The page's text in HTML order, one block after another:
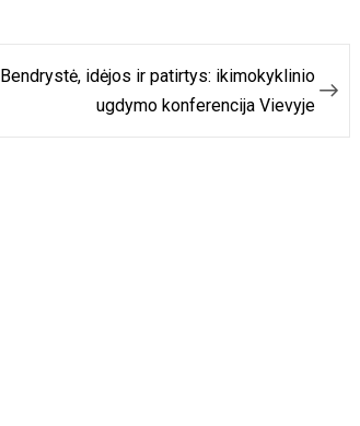
Bendrystė, idėjos ir patirtys: ikimokyklinio
ugdymo konferencija Vievyje